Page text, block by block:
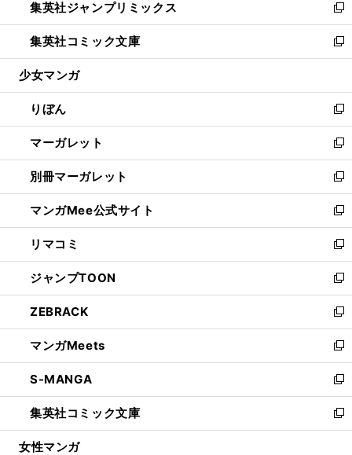
く
で
開
く
ド
ウ
で
開
ィ
ン
ド
ウ
開
く
い
ウ
ィ
ン
ウ
で
開
く
集英社ジャンプリミックス
新
し
い
ウ
ン
ド
ウ
で
開
く
集英社コミック文庫
新
し
ウ
ィ
ン
ド
ウ
で
開
く
少女マンガ
りぼん
新
し
い
ウ
ィ
ン
ド
ウ
で
開
く
マーガレット
新
し
い
ウ
ィ
ン
ド
ウ
で
開
く
別冊マーガレット
新
し
い
ウ
ィ
ン
ド
ウ
で
開
く
マンガMee公式サイト
新
し
い
ウ
ィ
ン
ド
ウ
で
開
く
リマコミ
新
し
い
ウ
ィ
ン
ド
ウ
で
開
く
ジャンプTOON
新
し
い
ウ
ィ
ン
ド
ウ
で
開
ZEBRACK
新
し
い
ウ
ィ
ン
ド
ウ
マンガMeets
新
し
い
ウ
ィ
ン
S-MANGA
新
し
い
ウ
集英社コミック文庫
新
し
女性マンガ